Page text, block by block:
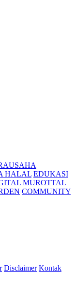
HALAL EDUKASI
MUROTTAL
COMMUNITY
Disclaimer Kontak